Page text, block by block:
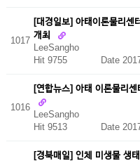
1017
[대경일보] 아태이론물리
개최
LeeSangho
Hit 9755 Date
1016
[연합뉴스] 아태 이론물리
LeeSangho
Hit 9513 Date
[경북매일] 인체 미생물 생